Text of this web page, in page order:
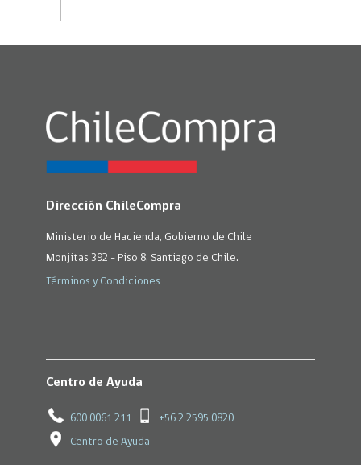
Dirección ChileCompra
Ministerio de Hacienda, Gobierno de Chile
Monjitas 392 - Piso 8, Santiago de Chile.
Términos y Condiciones
Centro de Ayuda
600 0061 211 +56 2 2595 0820
Centro de Ayuda